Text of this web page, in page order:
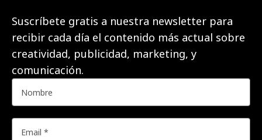
Suscríbete gratis a nuestra newsletter para
recibir cada día el contenido más actual sobre
creatividad, publicidad, marketing, y
comunicación.